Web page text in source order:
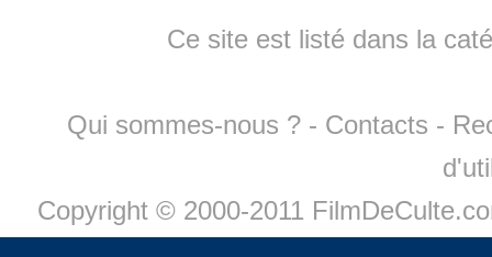
Ce site est listé dans la
Qui sommes-nous ? - Contacts -
Copyright © 2000-2011